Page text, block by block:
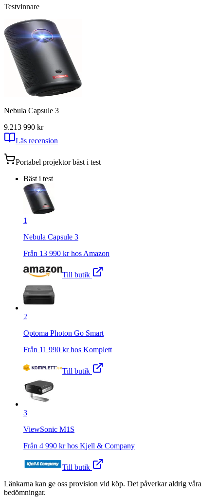
Testvinnare
Nebula Capsule 3
9.213 990 kr
Läs recension
Portabel projektorbäst i test
Bäst i test
1
Nebula Capsule 3
Från 13 990 kr hos Amazon
Till butik
2
Optoma Photon Go Smart
Från 11 990 kr hos Komplett
Till butik
3
ViewSonic M1S
Från 4 990 kr hos Kjell & Company
Till butik
Länkarna kan ge oss provision vid köp. Det påverkar aldrig våra
bedömningar.